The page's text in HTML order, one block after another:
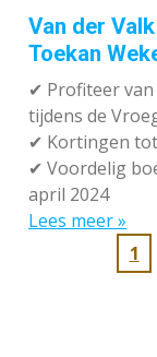
Van der
Toekan
✔ Profiteer
tijdens de
✔ Kortingen tot
✔ Voordelig
april 2024
Lees meer »
1